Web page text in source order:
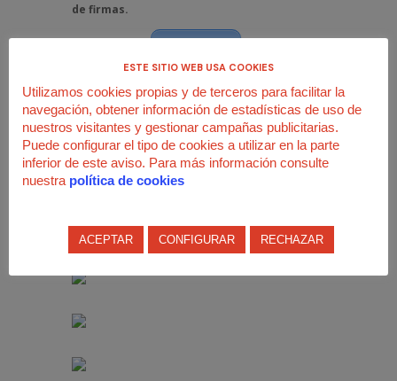
de firmas.
GALERÍA DE FOTOS
ESTE SITIO WEB USA COOKIES
Utilizamos cookies propias y de terceros para facilitar la
navegación, obtener información de estadísticas de uso de
nuestros visitantes y gestionar campañas publicitarias.
Puede configurar el tipo de cookies a utilizar en la parte
inferior de este aviso. Para más información consulte
nuestra política de cookies
ACEPTAR CONFIGURAR RECHAZAR